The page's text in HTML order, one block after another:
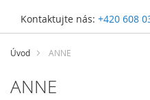
Kontaktujte nás: +420 608
Přejít
obsah
Úvod ANNE
ANNE